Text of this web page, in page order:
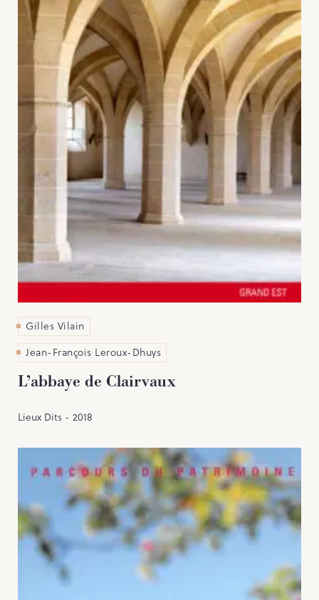
Gilles Vilain
Jean-François Leroux-Dhuys
L’abbaye de Clairvaux
Lieux Dits - 2018